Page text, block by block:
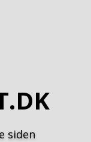
siden